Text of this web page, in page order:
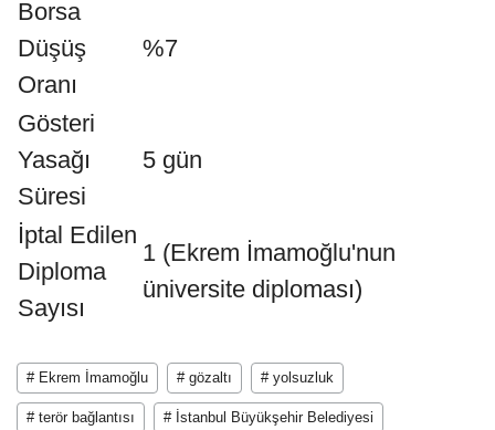
Borsa
Düşüş
Oranı
%7
Gösteri
Yasağı
Süresi
5 gün
İptal Edilen
Diploma
Sayısı
1 (Ekrem İmamoğlu'nun
üniversite diploması)
# Ekrem İmamoğlu # gözaltı # yolsuzluk
# terör bağlantısı # İstanbul Büyükşehir Belediyesi